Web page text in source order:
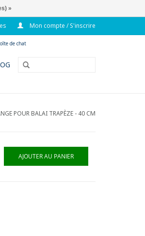
Mon compte / S'inscrire
de chat
POUR BALAI TRAPÈZE - 40 CM
AJOUTER AU PANIER
»